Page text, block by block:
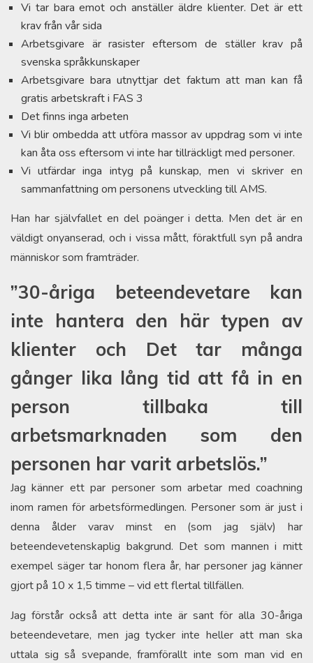
Vi tar bara emot och anställer äldre klienter. Det är ett
krav från vår sida
Arbetsgivare är rasister eftersom de ställer krav på
svenska språkkunskaper
Arbetsgivare bara utnyttjar det faktum att man kan få
gratis arbetskraft i FAS 3
Det finns inga arbeten
Vi blir ombedda att utföra massor av uppdrag som vi inte
kan åta oss eftersom vi inte har tillräckligt med personer.
Vi utfärdar inga intyg på kunskap, men vi skriver en
sammanfattning om personens utveckling till AMS.
Han har självfallet en del poänger i detta. Men det är en
väldigt onyanserad, och i vissa mått, föraktfull syn på andra
människor som framträder.
”30-åriga beteendevetare kan
inte hantera den här typen av
klienter och Det tar många
gånger lika lång tid att få in en
person tillbaka till
arbetsmarknaden som den
personen har varit arbetslös.”
Jag känner ett par personer som arbetar med coachning
inom ramen för arbetsförmedlingen. Personer som är just i
denna ålder varav minst en (som jag själv) har
beteendevetenskaplig bakgrund. Det som mannen i mitt
exempel säger tar honom flera år, har personer jag känner
gjort på 10 x 1,5 timme – vid ett flertal tillfällen.
Jag förstår också att detta inte är sant för alla 30-åriga
beteendevetare, men jag tycker inte heller att man ska
uttala sig så svepande, framförallt inte som man vid en